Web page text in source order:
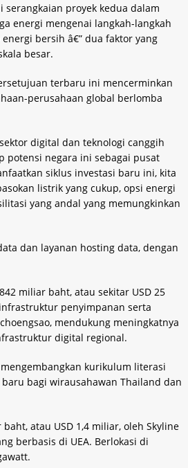
proyek kedua dalam
energi mengenai langkah-langkah
bersih â€” dua faktor yang
besar.
terbaru ini mencerminkan
perusahaan global berlomba
digital dan teknologi canggih
potensi negara ini sebagai pusat
siklus investasi baru ini, kita
listrik yang cukup, opsi energi
yang andal yang memungkinkan
dan layanan hosting data, dengan
miliar baht, atau sekitar USD 25
penyimpanan serta
mendukung meningkatnya
digital regional.
kurikulum literasi
bagi wirausahawan Thailand dan
atau USD 1,4 miliar, oleh Skyline
berbasis di UEA. Berlokasi di